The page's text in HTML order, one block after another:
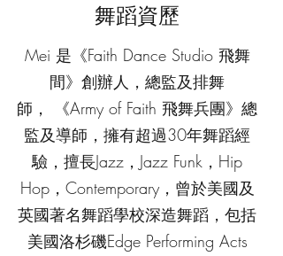
舞蹈資歷
Mei 是《Faith Dance Studio 飛舞
間》創辦人，總監及排舞
師， 《Army of Faith 飛舞兵團》總
監及導師，擁有超過30年舞蹈經
驗，擅長Jazz，Jazz Funk，Hip
Hop，Contemporary，曾於美國及
英國著名舞蹈學校深造舞蹈，包括
美國洛杉磯Edge Performing Acts